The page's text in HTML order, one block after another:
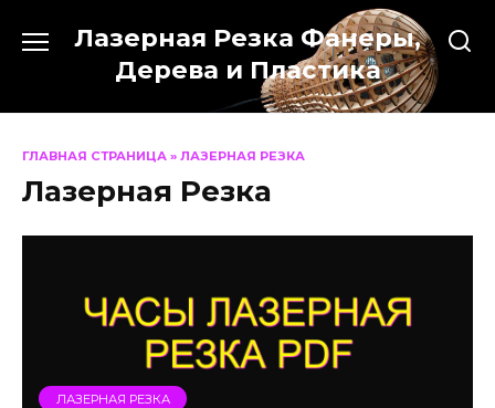
содержанию
Лазерная Резка Фанеры,
Дерева и Пластика
ГЛАВНАЯ СТРАНИЦА » ЛАЗЕРНАЯ РЕЗКА
Лазерная Резка
ЛАЗЕРНАЯ РЕЗКА